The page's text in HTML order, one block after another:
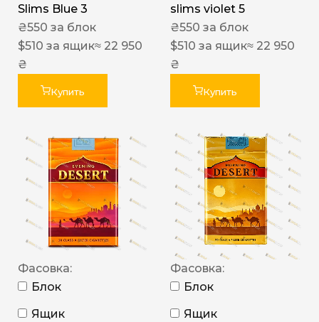
Slims Blue 3
₴550 за блок
$510 за ящик≈ 22 950
₴
Купить
slims violet 5
₴550 за блок
$510 за ящик≈ 22 950
₴
Купить
Фасовка:
Блок
Ящик
Фасовка:
Блок
Ящик